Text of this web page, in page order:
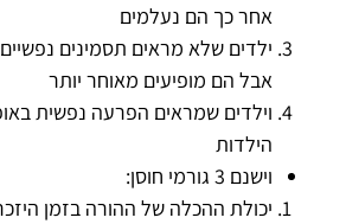
אחר כך הם נעלמים
ילדים שלא מראים תסמינים
אבל הם מופיעים מאוחר יותר
וילדים שמראים הפרעה נפשית
הילדות
וישנם 3 גורמי חוסן:
יכולת ההכלה של ההורה בזמן